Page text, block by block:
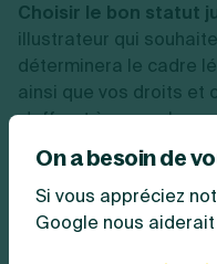
Choisir le bon statut
illustrateur qui souhaite
déterminera le cadre
ainsi que vos droits et
s'offrent à vous,
et ambitions.
Devenir
statut de micro-
On a besoin de
Si vous appréciez
Google nous